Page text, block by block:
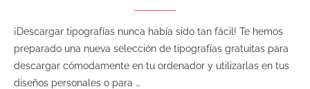
¡Descargar tipografías nunca había sido tan fácil! Te hemos
preparado una nueva selección de tipografías gratuitas para
descargar cómodamente en tu ordenador y utilizarlas en tus
diseños personales o para …